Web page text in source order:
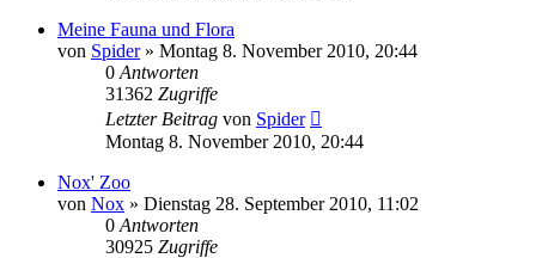
Meine Fauna und Flora
von Spider» Montag 8. November 2010, 20:44
0 Antworten
31362 Zugriffe
Letzter Beitrag von Spider
Montag 8. November 2010, 20:44
Nox' Zoo
von Nox » Dienstag 28. September 2010, 11:02
0 Antworten
30925 Zugriffe